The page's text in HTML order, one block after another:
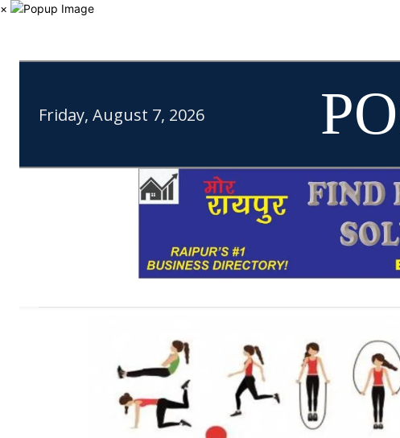
×
Friday, August 7, 2026